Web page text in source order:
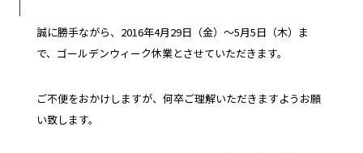
誠に勝手ながら、2016年4月29日（金）～5月5日（木）ま
で、ゴールデンウィーク休業とさせていただきます。
ご不便をおかけしますが、何卒ご理解いただきますようお願
い致します。